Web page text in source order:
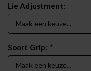
Lie Adjustment:
Soort Grip: *